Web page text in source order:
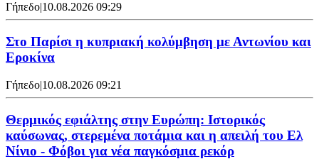
Γήπεδο|10.08.2026 09:29
Στο Παρίσι η κυπριακή κολύμβηση με Αντωνίου και
Εροκίνα
Γήπεδο|10.08.2026 09:21
Θερμικός εφιάλτης στην Ευρώπη: Ιστορικός
καύσωνας, στερεμένα ποτάμια και η απειλή του Ελ
Νίνιο - Φόβοι για νέα παγκόσμια ρεκόρ